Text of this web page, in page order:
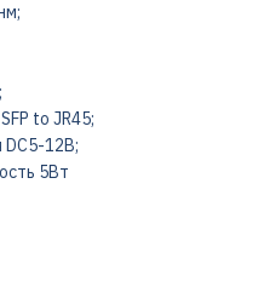
to JR45;
DC5-12В;
5Вт